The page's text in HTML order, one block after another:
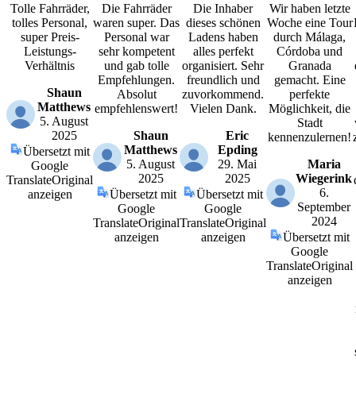
Tolle Fahrräder,
tolles Personal,
super Preis-
Leistungs-
Verhältnis
Shaun
Matthews
5. August
2025
Übersetzt mit
Google
TranslateOriginal
anzeigen
Die Fahrräder
waren super. Das
Personal war
sehr kompetent
und gab tolle
Empfehlungen.
Absolut
empfehlenswert!
Shaun
Matthews
5. August
2025
Übersetzt mit
Google
TranslateOriginal
anzeigen
Die Inhaber
dieses schönen
Ladens haben
alles perfekt
organisiert. Sehr
freundlich und
zuvorkommend.
Vielen Dank.
Eric
Epding
29. Mai
2025
Übersetzt mit
Google
TranslateOriginal
anzeigen
Wir haben letzte
Woche eine Tour
durch Málaga,
Córdoba und
Granada
gemacht. Eine
perfekte
Möglichkeit, die
Stadt
kennenzulernen!
Maria
Wiegerink
6.
September
2024
Übersetzt mit
Google
TranslateOriginal
anzeigen